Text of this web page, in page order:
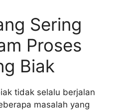
Sering
Proses
Biak
tidak selalu berjalan
masalah yang